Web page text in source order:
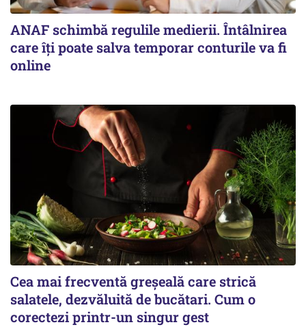
ANAF schimbă regulile medierii. Întâlnirea
care îți poate salva temporar conturile va fi
online
Cea mai frecventă greșeală care strică
salatele, dezvăluită de bucătari. Cum o
corectezi printr-un singur gest